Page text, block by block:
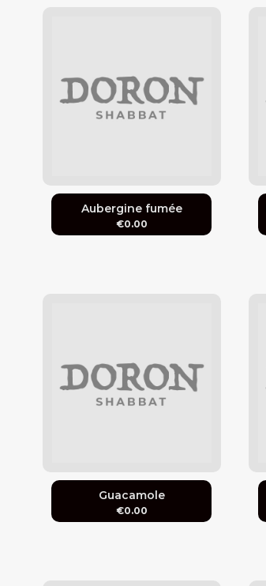
Aubergine fumée
€0.00
Guacamole
€0.00